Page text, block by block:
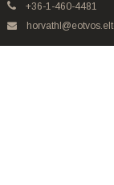
+36-1-460-4481